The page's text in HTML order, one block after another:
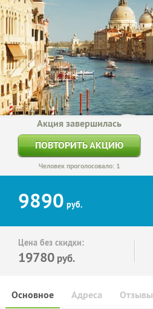
Акция завершилась
ПОВТОРИТЬ АКЦИЮ
Человек проголосовало: 1
9890 руб.
Цена без скидки:
19780 руб.
Основное Отзывы
Адреса